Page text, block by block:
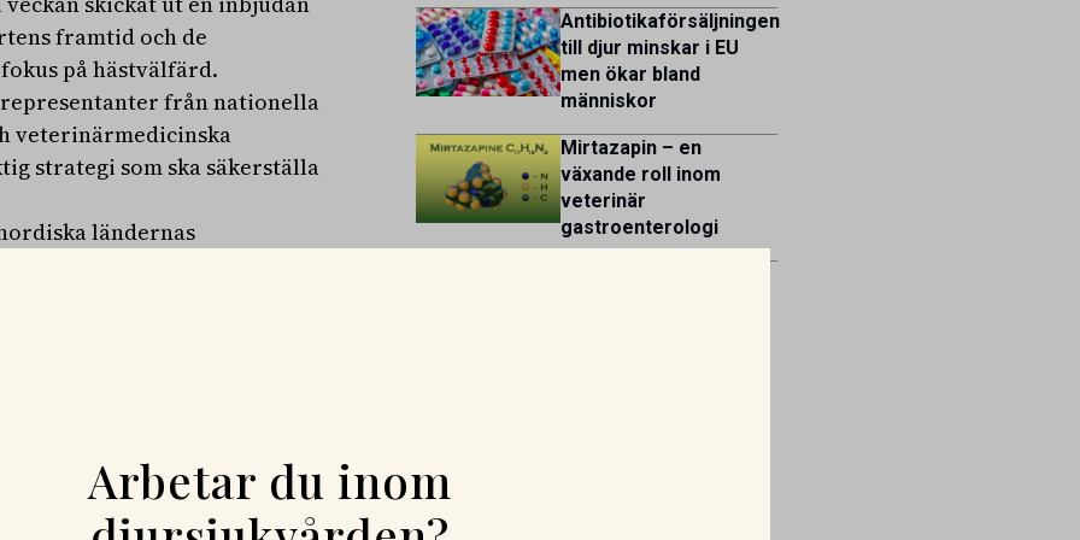
framtid och de
på hästvälfärd.
representanter från nationella
veterinärmedicinska
strategi som ska säkerställa
ländernas
– tillsammans
i år.
underströk
internationell nivå och
uttrycker sin
nordiska skrivelsen och nu
det till konkret handling. De
Antibiotikaförsäljningen
till djur minskar i EU
men ökar bland
människor
Mirtazapin – en
växande roll inom
veterinär
gastroenterologi
Arbetar du inom